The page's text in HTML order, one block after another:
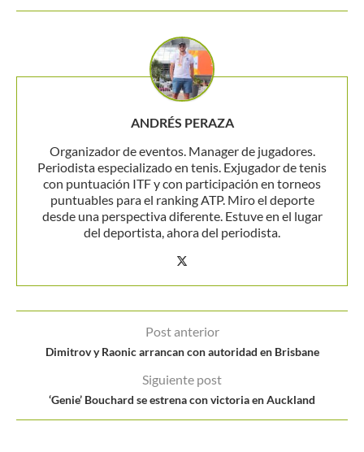
ANDRÉS PERAZA
Organizador de eventos. Manager de jugadores.
Periodista especializado en tenis. Exjugador de tenis
con puntuación ITF y con participación en torneos
puntuables para el ranking ATP. Miro el deporte
desde una perspectiva diferente. Estuve en el lugar
del deportista, ahora del periodista.
Post anterior
Dimitrov y Raonic arrancan con autoridad en Brisbane
Siguiente post
‘Genie’ Bouchard se estrena con victoria en Auckland